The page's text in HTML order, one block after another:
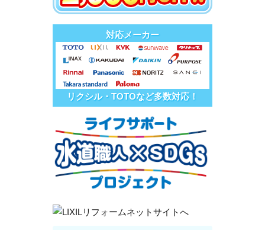
対応メーカー
リクシル・TOTOなど多数対応！